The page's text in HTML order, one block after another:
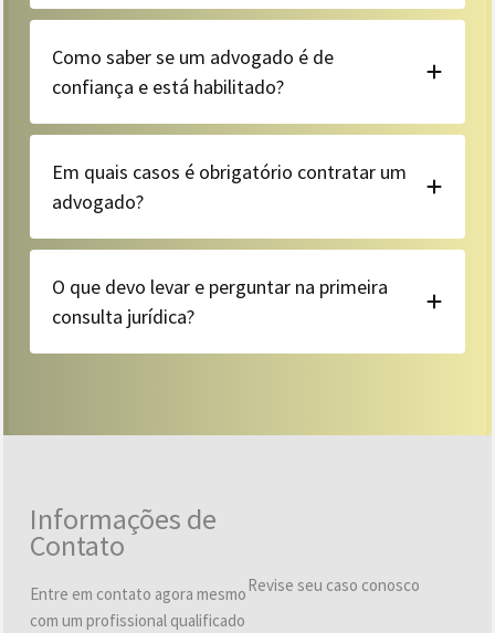
Como saber se um advogado é de
confiança e está habilitado?
Em quais casos é obrigatório contratar um
advogado?
O que devo levar e perguntar na primeira
consulta jurídica?
Informações de
Contato
Entre em contato agora mesmo
com um profissional qualificado
Revise seu caso conosco